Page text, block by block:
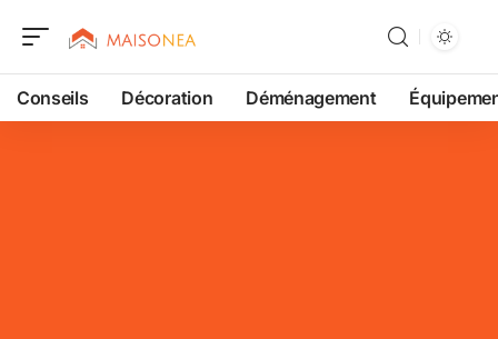
Conseils Décoration Déménagement